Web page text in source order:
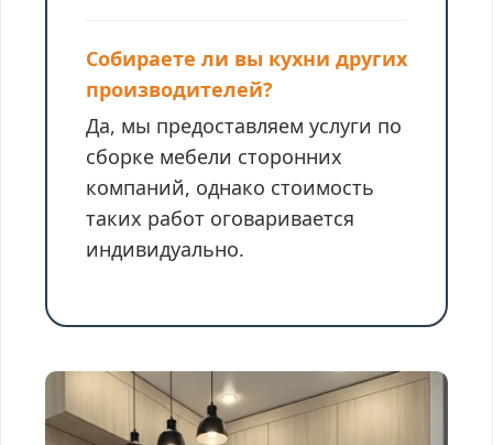
Собираете ли вы кухни других
производителей?
Да, мы предоставляем услуги по
сборке мебели сторонних
компаний, однако стоимость
таких работ оговаривается
индивидуально.